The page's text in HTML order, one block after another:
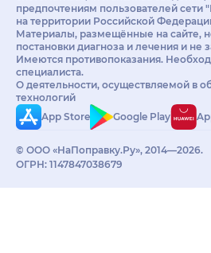
предпочтениям пользователей сети
на территории Российской
Материалы, размещённые на сайте,
постановки диагноза и лечения и не
Имеются противопоказания.
специалиста.
О деятельности, осуществляемой в
технологий
App Store
Google Play
© ООО «НаПоправку.Ру», 2014—2026.
ОГРН: 1147847038679